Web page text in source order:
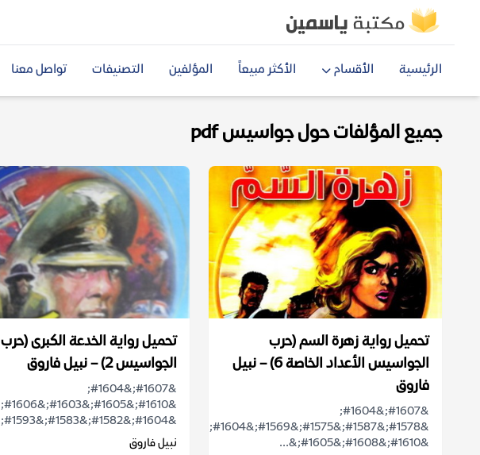
الرئيسية الأقسام الأكثر مبيعاً المؤلفين التصنيفات تواصل معنا
جميع المؤلفات حول جواسيس pdf
تحميل رواية زهرة السم (حرب
الجواسيس الأعداد الخاصة 6) – نبيل
فاروق
&#1607;&#1604;
&#1578;&#1587;&#1575;&#1569;&#1604;&#1578;
&#1610;&#1608;&#1605;&...
تحميل رواية الخدعة الكبرى (حرب
الجواسيس 2) – نبيل فاروق
&#1607;&#1604;
&#1610;&#1605;&#1603;&#1606;
&#1604;&#1582;&#1583;&#1593;&#1577;...
نبيل فاروق